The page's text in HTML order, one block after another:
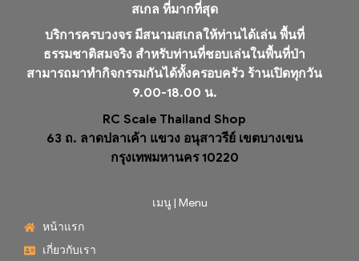
สเกล ที่มากที่สุด
บริการครบวงจร มีสนามสเกลให้ท่านได้เล่น พื้นที่
ธรรมชาติสมจริง สำหรับท่านที่ชอบเล่นในพื้นที่ป่า
สามารถมาทำกิจกรรมกันได้ทั้งครอบครัว ร้านเปิดทุกวัน
9.00-18.00 น.
RC Scale Thailand Shop
63 ถ. ลาดปลาเค้า แขวง อนุสาวรีย์ เขตบางเขน
กรุงเทพมหานคร 10220
เมนู | Menu
หน้าแรก
เกี่ยวกับเรา